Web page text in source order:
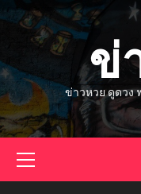
Skip
ข่
ข่าวหวย ดูดวง
Menu